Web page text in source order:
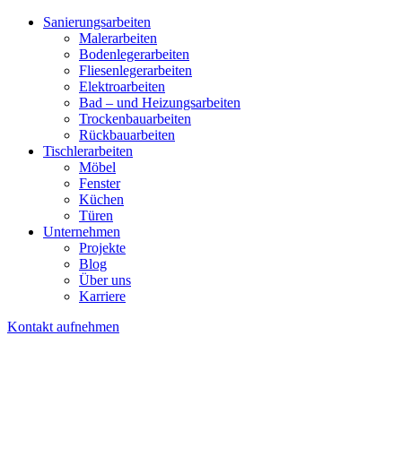
Sanierungsarbeiten
Malerarbeiten
Bodenlegerarbeiten
Fliesenlegerarbeiten
Elektroarbeiten
Bad – und Heizungsarbeiten
Trockenbauarbeiten
Rückbauarbeiten
Tischlerarbeiten
Möbel
Fenster
Küchen
Türen
Unternehmen
Projekte
Blog
Über uns
Karriere
Kontakt aufnehmen